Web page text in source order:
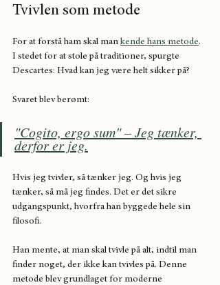
Tvivlen som metode
For at forstå ham skal man kende hans metode.
I stedet for at stole på traditioner, spurgte
Descartes: Hvad kan jeg være helt sikker på?
Svaret blev berømt:
"Cogito, ergo sum" – Jeg tænker,
derfor er jeg.
Hvis jeg tvivler, så tænker jeg. Og hvis jeg
tænker, så må jeg findes. Det er det sikre
udgangspunkt, hvorfra han byggede hele sin
filosofi.
Han mente, at man skal tvivle på alt, indtil man
finder noget, der ikke kan tvivles på. Denne
metode blev grundlaget for moderne